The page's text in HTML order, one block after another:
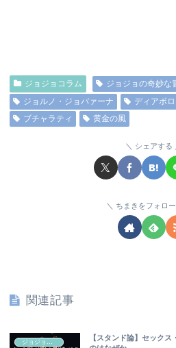
ジョジョコラム
ジョジョの奇妙な
ジョルノ・ジョバァーナ
ディアボロ
ブチャラティ
黄金の風
シェアする
ちまきをフォロ
関連記事
ジョジョコラム
【スタンド論】セック